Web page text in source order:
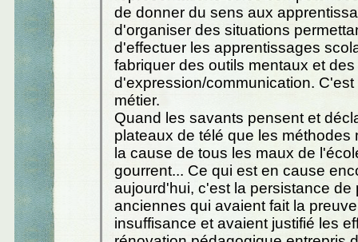
de donner du sens aux
d'organiser des situations
d'effectuer les apprentissages
fabriquer des outils mentaux et
d'expression/communication. C'est
métier.
Quand les savants pensent et
plateaux de télé que les méthodes
la cause de tous les maux de
gourrent... Ce qui est en cause
aujourd'hui, c'est la persistance de
anciennes qui avaient fait la
insuffisance et avaient justifié les